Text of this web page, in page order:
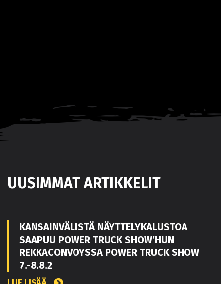
UUSIMMAT ARTIKKELIT
KANSAINVÄLISTÄ NÄYTTELYKALUSTOA
SAAPUU POWER TRUCK SHOW’HUN
REKKACONVOYSSA POWER TRUCK SHOW
7.-8.8.2